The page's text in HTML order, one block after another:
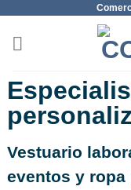
Vestuario
eventos y ropa